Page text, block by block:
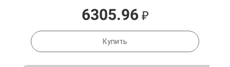
6305.96 ₽
Купить